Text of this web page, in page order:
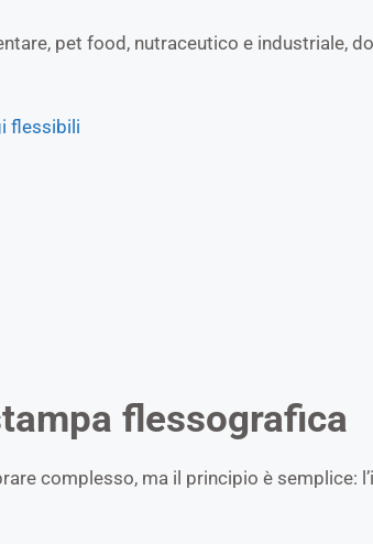
pet food, nutraceutico e industriale,
flessibili
flessografica
complesso, ma il principio è semplice: